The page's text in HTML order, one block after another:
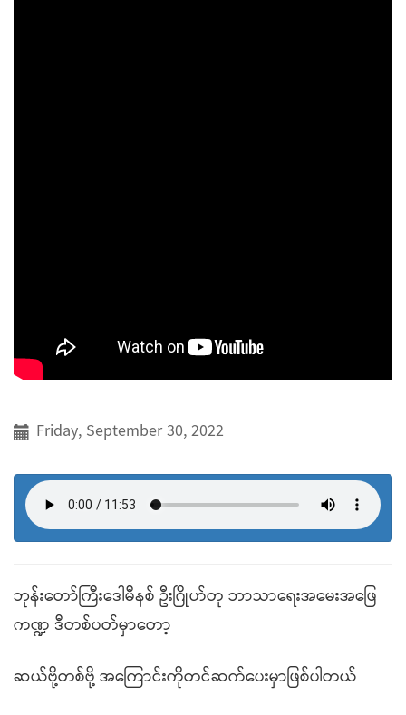
Friday, September 30, 2022
ဘုန်းတော်ကြီးဒေါမီနစ် ဦးဂြိုဟ်တု ဘာသာရေးအမေးအဖြေ
ကဏ္ဍ ဒီတစ်ပတ်မှာတော့
ဆယ်ဗို့တစ်ဗို့ အကြောင်းကိုတင်ဆက်ပေးမှာဖြစ်ပါတယ်